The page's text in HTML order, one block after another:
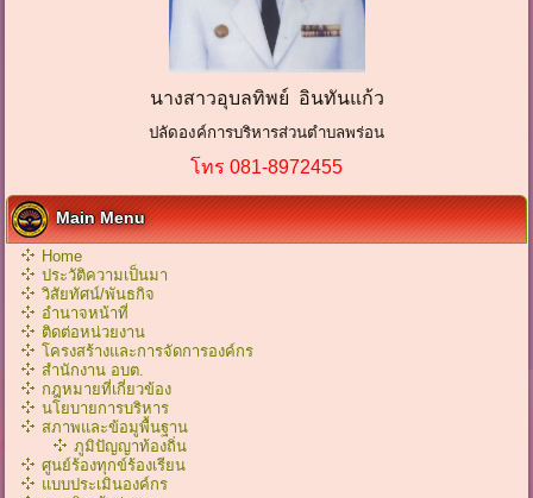
นางสาวอุบลทิพย์ อินทันแก้ว
ปลัดองค์การบริหารส่วนตำบลพร่อน
โทร 081-8972455
Main Menu
Home
ประวัติความเป็นมา
วิสัยทัศน์/พันธกิจ
อำนาจหน้าที่
ติดต่อหน่วยงาน
โครงสร้างและการจัดการองค์กร
สำนักงาน อบต.
กฎหมายที่เกี่ยวข้อง
นโยบายการบริหาร
สภาพและข้อมูพื้นฐาน
ภูมิปัญญาท้องถิ่น
ศูนย์ร้องทุกข์ร้องเรียน
แบบประเมินองค์กร